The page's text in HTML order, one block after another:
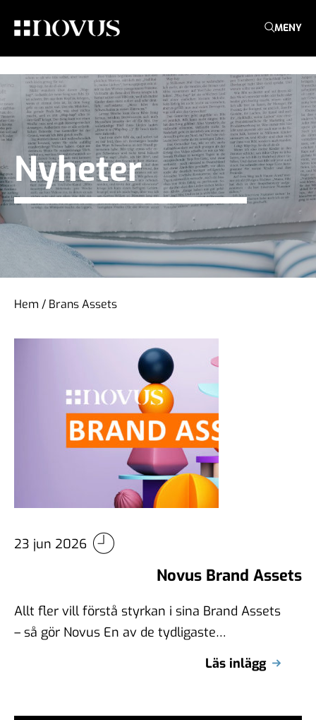
MENY
Nyheter
Hem / Brans Assets
23 jun 2026
Novus Brand Assets
Allt fler vill förstå styrkan i sina Brand Assets
– så gör Novus En av de tydligaste
Läs inlägg